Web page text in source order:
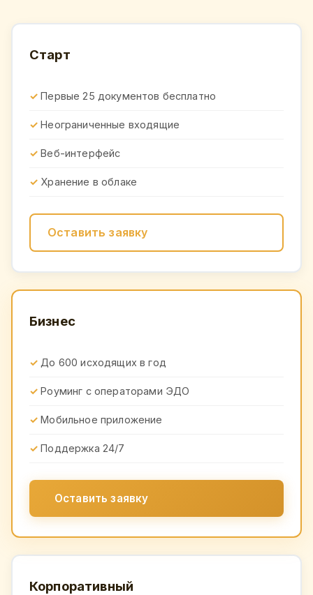
Старт
Первые 25 документов бесплатно
Неограниченные входящие
Веб-интерфейс
Хранение в облаке
Оставить заявку
Бизнес
До 600 исходящих в год
Роуминг с операторами ЭДО
Мобильное приложение
Поддержка 24/7
Оставить заявку
Корпоративный